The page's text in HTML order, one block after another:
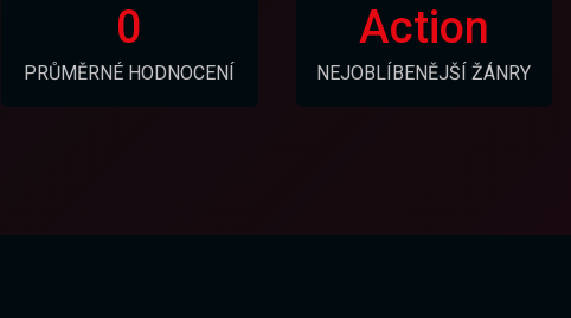
0
PRŮMĚRNÉ HODNOCENÍ
Action
NEJOBLÍBENĚJŠÍ ŽÁNRY